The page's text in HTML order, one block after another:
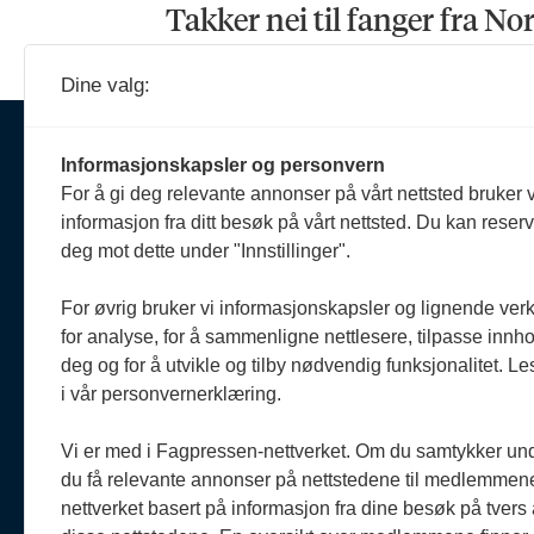
Takker nei til fanger fra
Om oss
Politiforum er et redaksjonelt
etter Vær varsom-plakaten og
Redaktørplakaten.
Politiforum er medlem av
Fagpressen.
908
Oda
920
Dine valg:
Informasjonskapsler og personvern
For å gi deg relevante annonser på vårt nettsted bruker
informasjon fra ditt besøk på vårt nettsted. Du kan
deg mot dette under "Innstillinger".
For øvrig bruker vi informasjonskapsler og lignende
for analyse, for å sammenligne nettlesere, tilpasse
deg og for å utvikle og tilby nødvendig funksjonalitet.
i vår personvernerklæring.
Vi er med i Fagpressen-nettverket. Om du samtykker
du få relevante annonser på nettstedene til
nettverket basert på informasjon fra dine besøk på tvers